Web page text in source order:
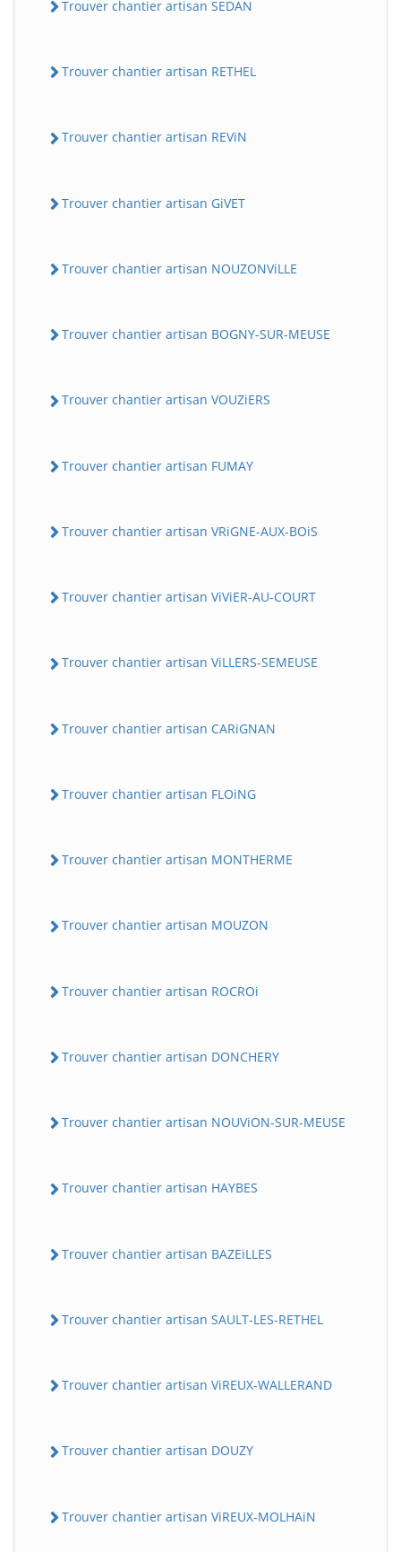
Trouver chantier artisan SEDAN
Trouver chantier artisan RETHEL
Trouver chantier artisan REViN
Trouver chantier artisan GiVET
Trouver chantier artisan NOUZONViLLE
Trouver chantier artisan BOGNY-SUR-MEUSE
Trouver chantier artisan VOUZiERS
Trouver chantier artisan FUMAY
Trouver chantier artisan VRiGNE-AUX-BOiS
Trouver chantier artisan ViViER-AU-COURT
Trouver chantier artisan ViLLERS-SEMEUSE
Trouver chantier artisan CARiGNAN
Trouver chantier artisan FLOiNG
Trouver chantier artisan MONTHERME
Trouver chantier artisan MOUZON
Trouver chantier artisan ROCROi
Trouver chantier artisan DONCHERY
Trouver chantier artisan NOUViON-SUR-MEUSE
Trouver chantier artisan HAYBES
Trouver chantier artisan BAZEiLLES
Trouver chantier artisan SAULT-LES-RETHEL
Trouver chantier artisan ViREUX-WALLERAND
Trouver chantier artisan DOUZY
Trouver chantier artisan ViREUX-MOLHAiN